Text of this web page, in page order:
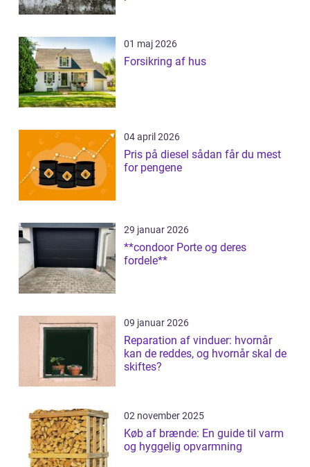
01 maj 2026
Forsikring af hus
04 april 2026
Pris på diesel sådan får du mest
for pengene
29 januar 2026
**condoor Porte og deres
fordele**
09 januar 2026
Reparation af vinduer: hvornår
kan de reddes, og hvornår skal de
skiftes?
02 november 2025
Køb af brænde: En guide til varm
og hyggelig opvarmning